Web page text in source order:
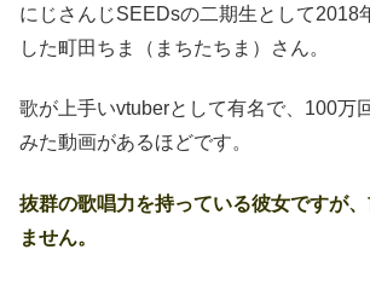
にじさんじSEEDsの二期生として2018
した町田ちま（まちたちま）さん。
歌が上手いvtuberとして有名で、100万
みた動画があるほどです。
抜群の歌唱力を持っている彼女ですが
ません。